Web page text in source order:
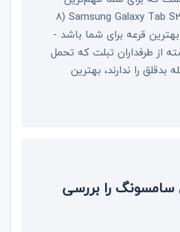
Samsung Galaxy Tab S2
(8
قرعه برای شما باشد -
از طرفداران تبلت که تحمل
را ندارند، بهترین
را بررسی